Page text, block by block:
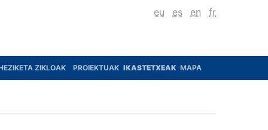
eu es en fr
ZIKLOAK PROIEKTUAK IKASTETXEAK MAPA